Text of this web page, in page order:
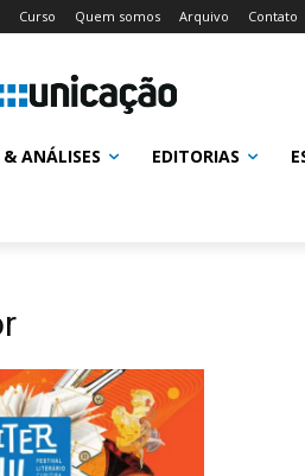
Curso Quem somos Arquivo Contato
ANÁLISES EDITORIAS